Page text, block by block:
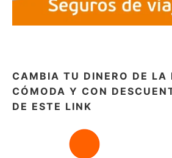
CAMBIA TU DINERO DE LA
CÓMODA Y CON
DE ESTE LINK